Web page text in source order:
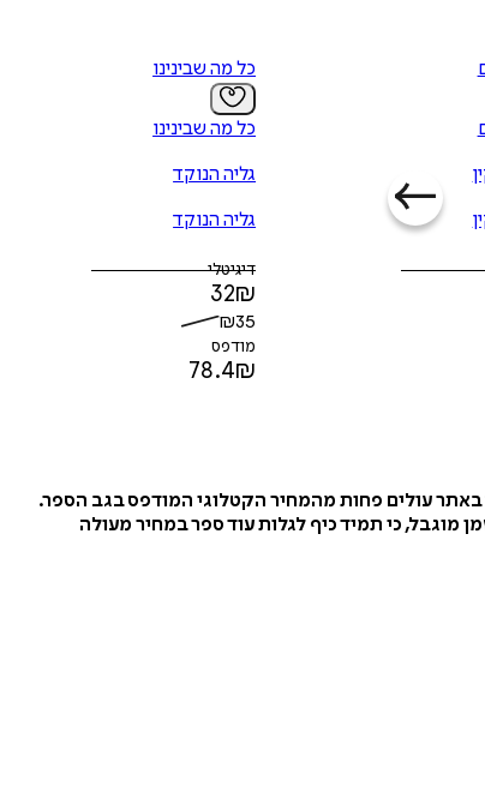
כל מה שבינינו
כל מה שבינינו
גליה הנוקד
גליה הנוקד
דיגיטלי
32₪
₪35
מודפס
78.4₪
באתר עולים פחות מהמחיר הקטלוגי המודפס בגב הספר.
מוגבל, כי תמיד כיף לגלות עוד ספר במחיר מעולה